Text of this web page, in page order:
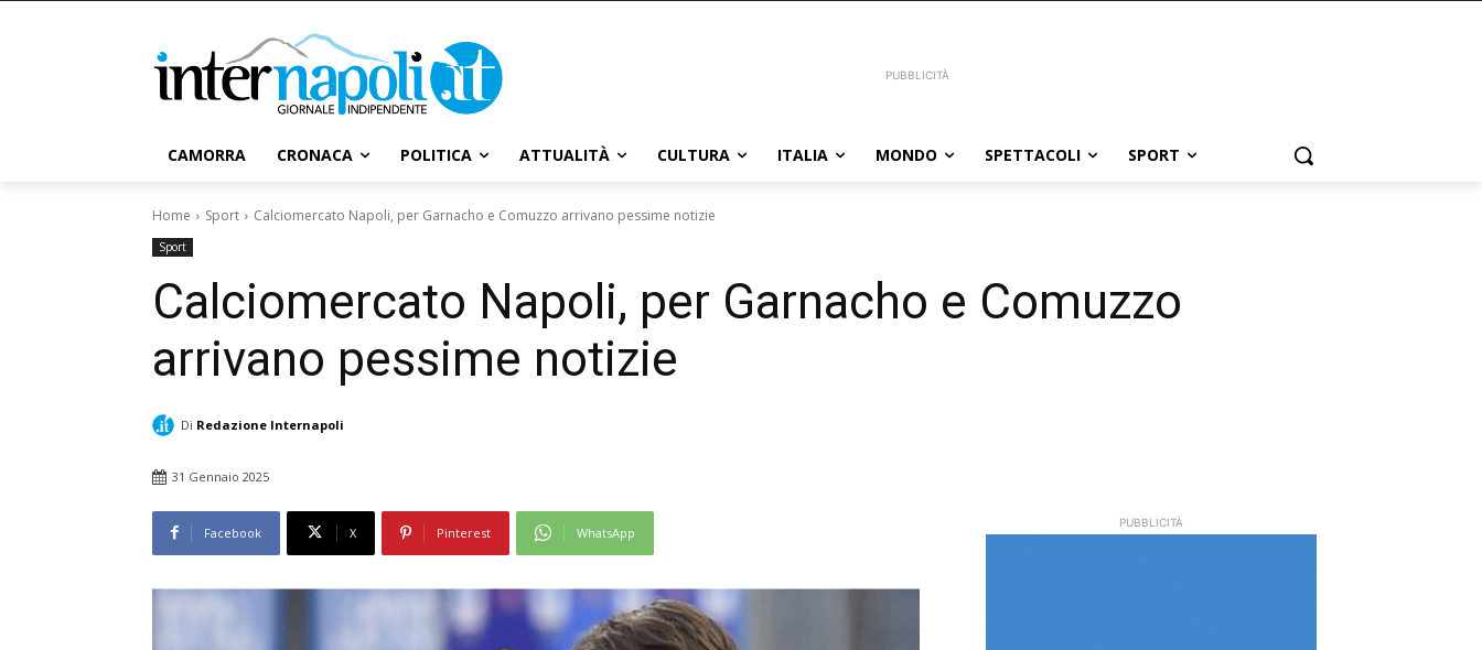
PUBBLICITÀ
CAMORRA CRONACA POLITICA ATTUALITÀ CULTURA ITALIA MONDO SPETTACOLI SPORT
Home Sport Calciomercato Napoli, per Garnacho e Comuzzo arrivano pessime notizie
Sport
Calciomercato Napoli, per Garnacho e Comuzzo
arrivano pessime notizie
Di Redazione Internapoli
31 Gennaio 2025
Facebook X Pinterest WhatsApp
PUBBLICITÀ